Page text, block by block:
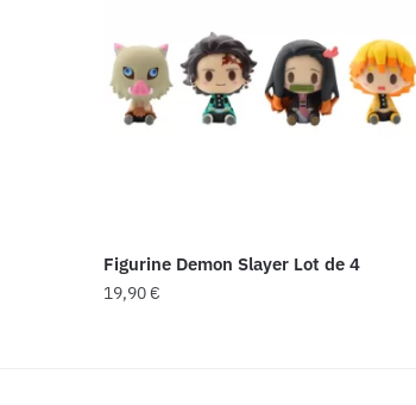
Figurine Demon Slayer Lot de 4
19,90€